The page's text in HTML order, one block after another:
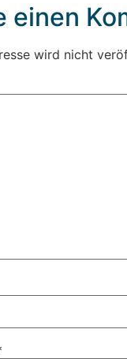
einen
wird nicht